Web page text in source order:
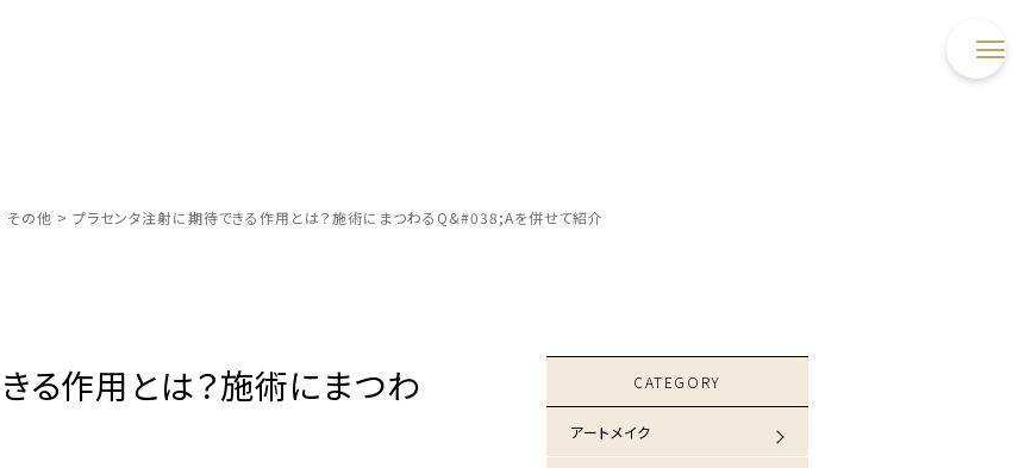
その他 > プラセンタ注射に期待できる作用とは？施術にまつわるQ&#038;Aを併せて紹介
る作用とは？施術にまつわ
CATEGORY
アートメイク